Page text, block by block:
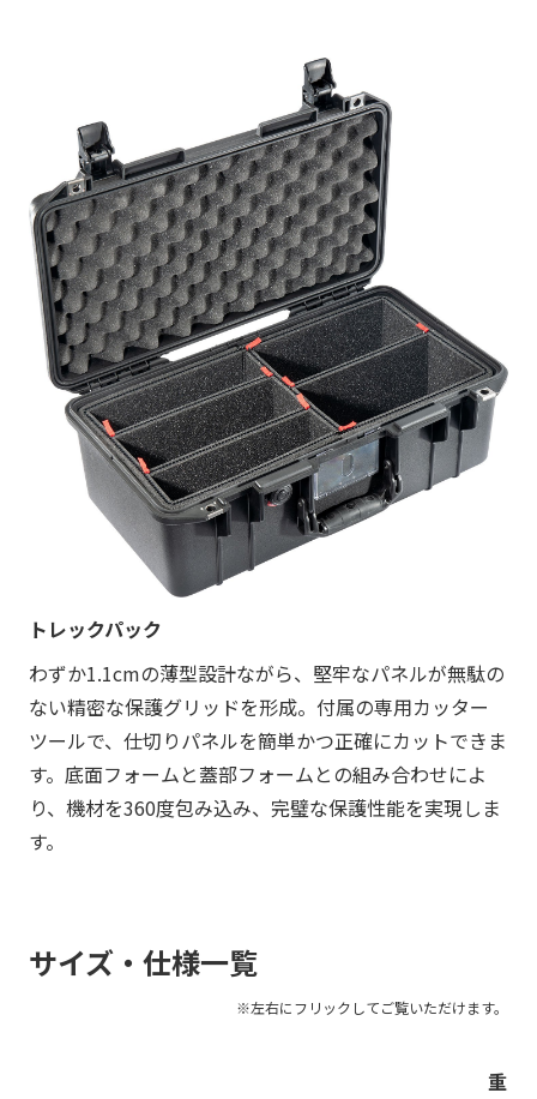
トレックパック
わずか1.1cmの薄型設計ながら、堅牢なパネルが無駄の
ない精密な保護グリッドを形成。付属の専用カッター
ツールで、仕切りパネルを簡単かつ正確にカットできま
す。底面フォームと蓋部フォームとの組み合わせによ
り、機材を360度包み込み、完璧な保護性能を実現しま
す。
サイズ・仕様一覧
重量